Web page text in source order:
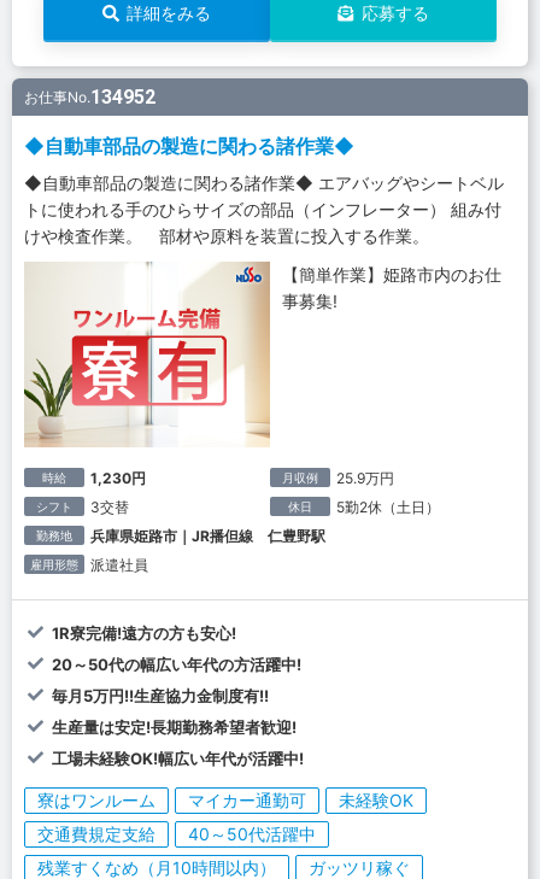
詳細をみる 応募する
お仕事No.134952
◆自動車部品の製造に関わる諸作業◆
◆自動車部品の製造に関わる諸作業◆ エアバッグやシートベル
トに使われる手のひらサイズの部品（インフレーター） 組み付
けや検査作業。 部材や原料を装置に投入する作業。
【簡単作業】姫路市内のお仕
事募集!
時給 1,230円 月収例 25.9万円
シフト 3交替 休日 5勤2休（土日）
勤務地 兵庫県姫路市｜JR播但線 仁豊野駅
雇用形態 派遣社員
1R寮完備!遠方の方も安心!
20～50代の幅広い年代の方活躍中!
毎月5万円!!生産協力金制度有!!
生産量は安定!長期勤務希望者歓迎!
工場未経験OK!幅広い年代が活躍中!
寮はワンルーム マイカー通勤可
未経験OK
交通費規定支給
40～50代活躍中
残業すくなめ（月10時間以内）
ガッツリ稼ぐ